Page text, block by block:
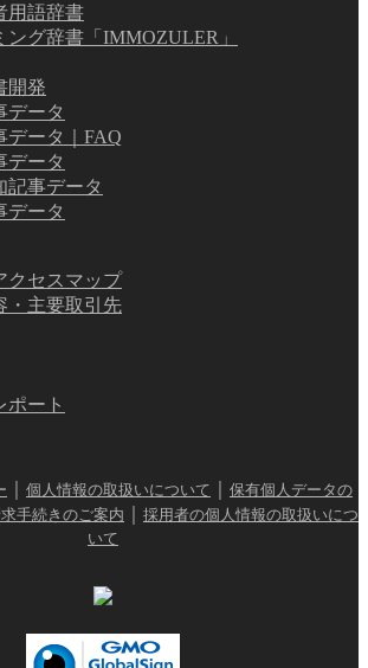
用語辞書
ング辞書「IMMOZULER」
開発
データ
データ｜FAQ
データ
記事データ
データ
クセスマップ
・主要取引先
ポート
個人情報の取扱いについて
保有個人データの
手続きのご案内
採用者の個人情報の取扱いにつ
いて